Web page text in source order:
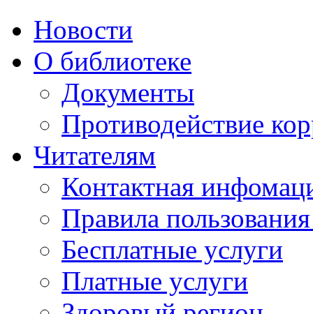
Новости
О библиотеке
Документы
Противодействие
Читателям
Контактная
Правила
Бесплатные услуги
Платные услуги